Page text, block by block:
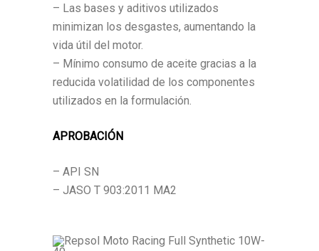
– Las bases y aditivos utilizados
minimizan los desgastes, aumentando la
vida útil del motor.
– Mínimo consumo de aceite gracias a la
reducida volatilidad de los componentes
utilizados en la formulación.
APROBACIÓN
– API SN
– JASO T 903:2011 MA2